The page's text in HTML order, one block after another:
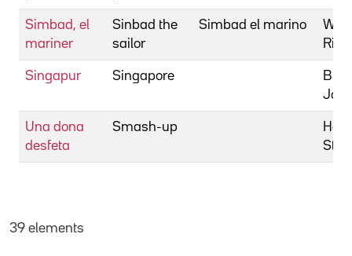
Simbad, el
mariner
Sinbad the
sailor
Simbad el marino
Singapur Singapore
Una dona
desfeta
Smash-up
39 elements